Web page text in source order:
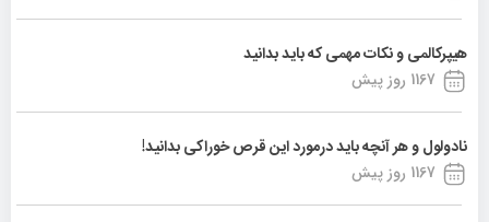
هیپرکالمی و نکات مهمی که باید بدانید
1167 روز پیش
نادولول و هر آنچه باید درمورد این قرص خوراکی بدانید!
1167 روز پیش